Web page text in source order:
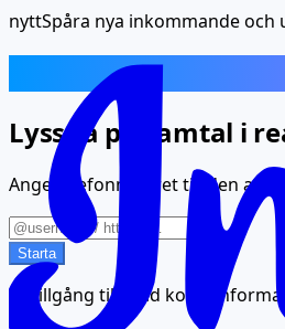
nyttSpåra nya inkommande och
Instagram-
Lyssna på samtal i
Ange telefonnumret till den
Starta
Få tillgång till dold